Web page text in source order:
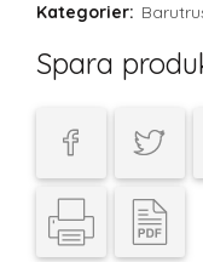
Kategorier:
Spara